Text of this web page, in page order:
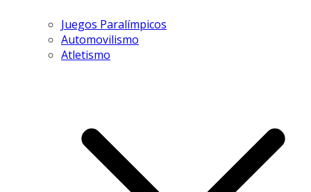
Juegos Paralímpicos
Automovilismo
Atletismo